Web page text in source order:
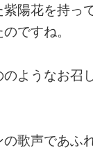
陽花を持っ
ですね。
ようなお召
歌声であふ